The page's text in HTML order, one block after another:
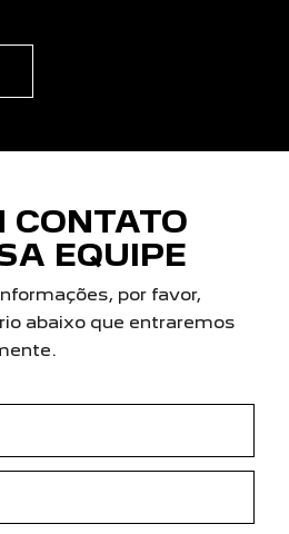
CONTATO
EQUIPE
por favor,
abaixo que entraremos